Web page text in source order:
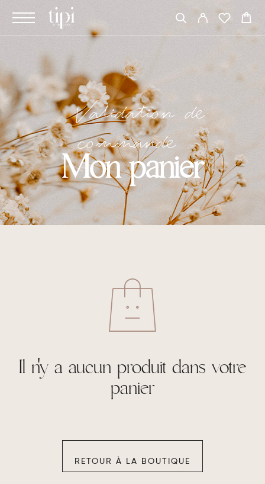
Validation de
commande
Mon panier
Il n'y a aucun produit dans votre
panier
RETOUR À LA BOUTIQUE